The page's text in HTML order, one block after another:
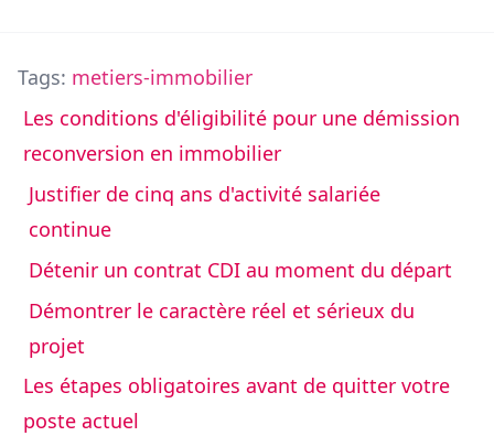
Tags: metiers-immobilier
Les conditions d'éligibilité pour une démission
reconversion en immobilier
Justifier de cinq ans d'activité salariée
continue
Détenir un contrat CDI au moment du départ
Démontrer le caractère réel et sérieux du
projet
Les étapes obligatoires avant de quitter votre
poste actuel